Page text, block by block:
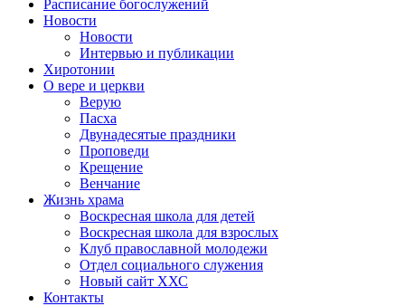
Расписание богослужений
Новости
Новости
Интервью и публикации
Хиротонии
О вере и церкви
Верую
Пасха
Двунадесятые праздники
Проповеди
Крещение
Венчание
Жизнь храма
Воскресная школа для детей
Воскресная школа для взрослых
Клуб православной молодежи
Отдел социального служения
Новый сайт ХХС
Контакты